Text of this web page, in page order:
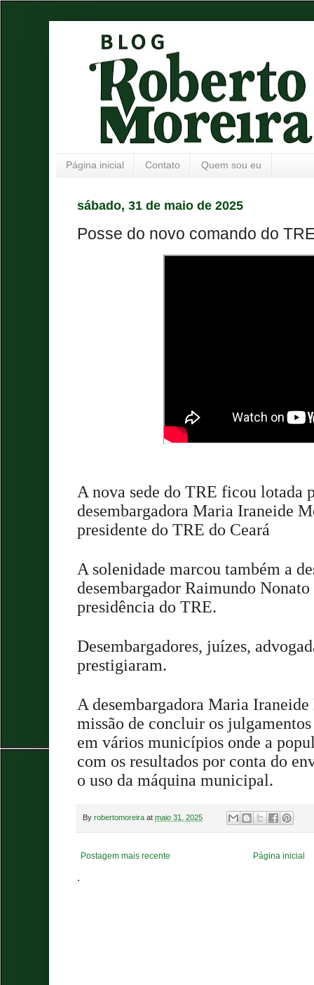
Página inicial Contato Quem sou eu
sábado, 31 de maio de 2025
Posse do novo comando do
A nova sede do TRE ficou lotada
desembargadora Maria Iraneide
presidente do TRE do Ceará
A solenidade marcou também a
desembargador Raimundo
presidência do TRE.
Desembargadores, juízes,
prestigiaram.
A desembargadora Maria
missão de concluir os
em vários municípios onde a
com os resultados por conta do
o uso da máquina municipal.
By robertomoreira at maio 31, 2025
Postagem mais recente Página inicial
.